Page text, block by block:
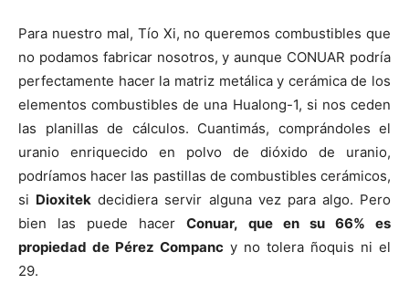
Para nuestro mal, Tío Xi, no queremos combustibles que
no podamos fabricar nosotros, y aunque CONUAR podría
perfectamente hacer la matriz metálica y cerámica de los
elementos combustibles de una Hualong-1, si nos ceden
las planillas de cálculos. Cuantimás, comprándoles el
uranio enriquecido en polvo de dióxido de uranio,
podríamos hacer las pastillas de combustibles cerámicos,
si Dioxitek decidiera servir alguna vez para algo. Pero
bien las puede hacerConuar, que en su 66% es
propiedad de Pérez Companc y no tolera ñoquis ni el
29.